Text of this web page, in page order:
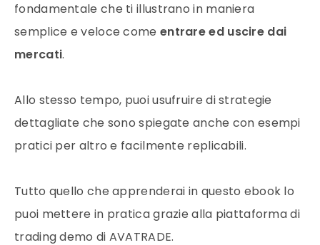
fondamentale che ti illustrano in maniera
semplice e veloce come entrare ed uscire dai
mercati.
Allo stesso tempo, puoi usufruire di strategie
dettagliate che sono spiegate anche con esempi
pratici per altro e facilmente replicabili.
Tutto quello che apprenderai in questo ebook lo
puoi mettere in pratica grazie alla piattaforma di
trading demo di AVATRADE.